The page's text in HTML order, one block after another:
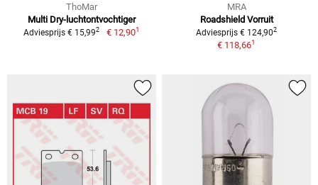
ThoMar
Multi Dry-luchtontvochtiger
Adviesprijs € 15,992 € 12,901
MRA
Roadshield Vorruit
Adviesprijs € 124,902
€ 118,661